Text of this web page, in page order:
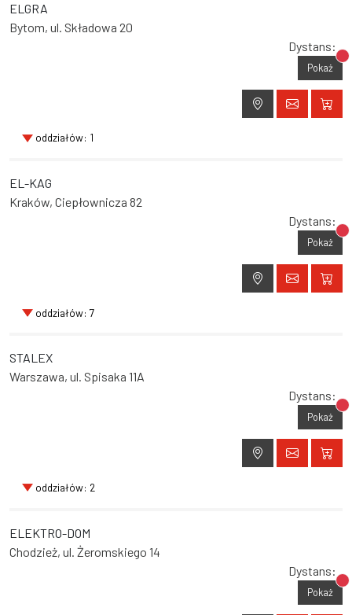
ELGRA
Bytom, ul. Składowa 20
Dystans:
Pokaż
oddziałów: 1
EL-KAG
Kraków, Ciepłownicza 82
Dystans:
Pokaż
oddziałów: 7
STALEX
Warszawa, ul. Spisaka 11A
Dystans:
Pokaż
oddziałów: 2
ELEKTRO-DOM
Chodzież, ul. Żeromskiego 14
Dystans:
Pokaż